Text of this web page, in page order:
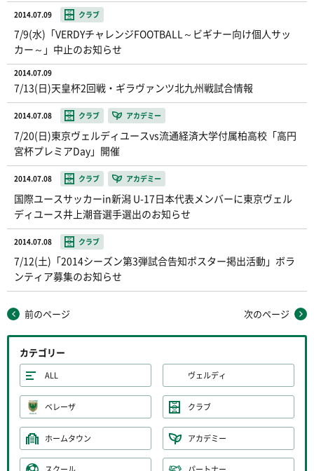
2014.07.09 クラブ
7/9(水)「VERDYチャレンジFOOTBALL～ビギナー向け個人サッ
カー～」中止のお知らせ
2014.07.09
7/13(日)天皇杯2回戦・ギラヴァンツ北九州戦試合情報
2014.07.08 クラブ アカデミー
7/20(日)東京ヴェルディユースvs流通経済大学付属柏高校「高円
宮杯プレミアDay」開催
2014.07.08 クラブ アカデミー
国際ユースサッカーin新潟 U-17日本代表メンバーに東京ヴェル
ディユース井上潮音選手選出のお知らせ
2014.07.08 クラブ
7/12(土)「2014シーズン第3弾試合告知ポスター掲出活動」ボラ
ンティア募集のお知らせ
前のページ 次のページ
カテゴリー
ALL ヴェルディ
ベレーザ クラブ
ホームタウン アカデミー